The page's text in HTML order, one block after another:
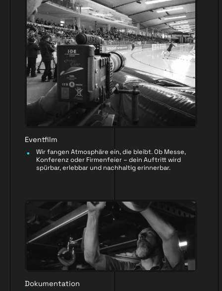
Eventfilm
Wir fangen Atmosphäre ein, die bleibt. Ob Messe,
Konferenz oder Firmenfeier – dein Auftritt wird
spürbar, erlebbar und nachhaltig erinnerbar.
Dokumentation